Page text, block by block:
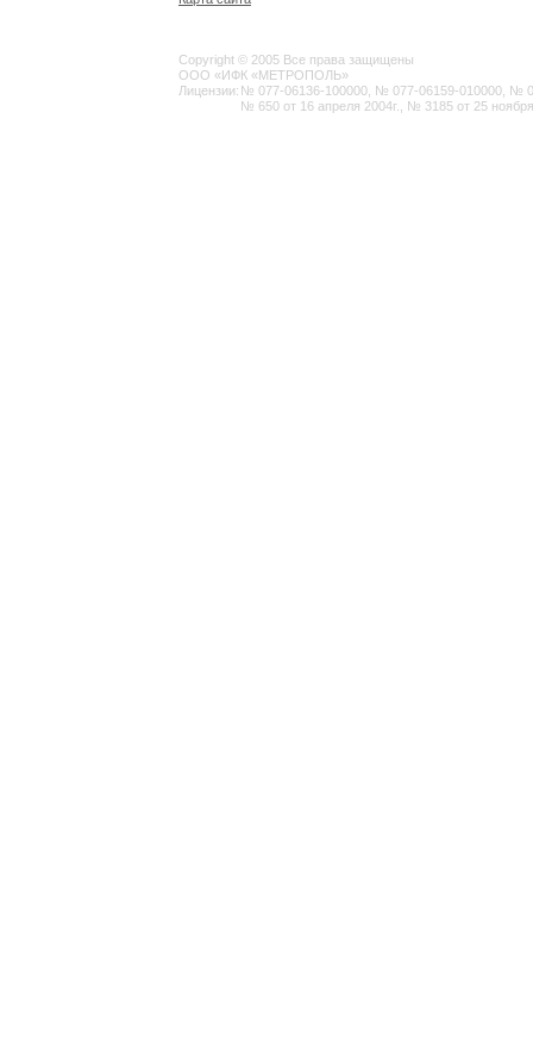
Copyright © 2005 Все права защищены
ООО «ИФК «МЕТРОПОЛЬ»
Лицензии: № 077-06136-100000, № 077-06159-010000, №
№ 650 от 16 апреля 2004г., № 3185 от 25